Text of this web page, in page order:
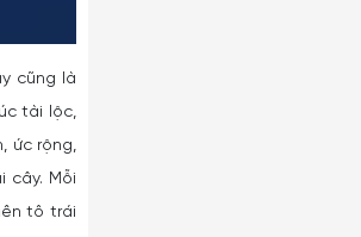
cũng là
tài lộc,
ức rộng,
cây. Mỗi
tô trái